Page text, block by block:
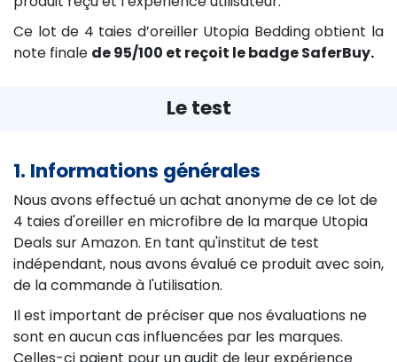
Ce lot de 4 taies d’oreiller Utopia Bedding obtient la
note finale de 95/100 et reçoit lebadge SaferBuy.
Le test
1. Informations générales
Nous avons effectué un achat anonyme de ce lot de
4 taies d'oreiller en microfibre de la marque Utopia
Deals sur Amazon. En tant qu'institut de test
indépendant, nous avons évalué ce produit avec soin,
de la commande à l'utilisation.
Il est important de préciser que nos évaluations ne
sont en aucun cas influencées par les marques.
Celles-ci paient pour un audit de leur expérience